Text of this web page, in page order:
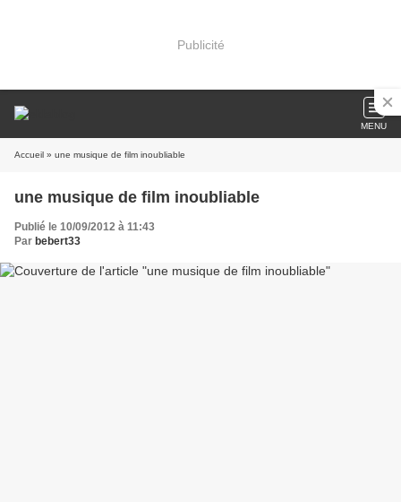
Publicité
MENU
Accueil » une musique de film inoubliable
une musique de film inoubliable
Publié le 10/09/2012 à 11:43
Par bebert33